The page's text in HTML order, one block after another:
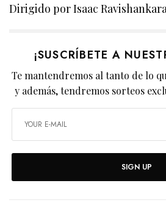
Dirigido por Isaac
¡SUSCRÍBETE A
Te mantendremos al tanto de lo
y además, tendremos sorteos
SIGN UP